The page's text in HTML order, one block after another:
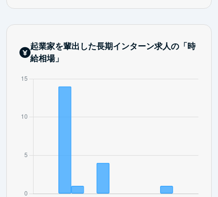
起業家を輩出した長期インターン求人の「時
給相場」